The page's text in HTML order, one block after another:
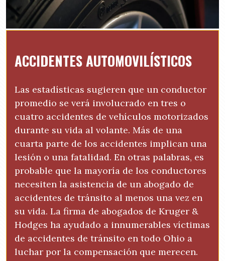
ACCIDENTES AUTOMOVILÍSTICOS
Las estadísticas sugieren que un conductor
promedio se verá involucrado en tres o
cuatro accidentes de vehículos motorizados
durante su vida al volante. Más de una
cuarta parte de los accidentes implican una
lesión o una fatalidad. En otras palabras, es
probable que la mayoría de los conductores
necesiten la asistencia de un abogado de
accidentes de tránsito al menos una vez en
su vida. La firma de abogados de Kruger &
Hodges ha ayudado a innumerables víctimas
de accidentes de tránsito en todo Ohio a
luchar por la compensación que merecen.